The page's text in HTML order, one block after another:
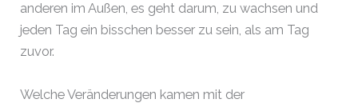
anderen im Außen, es geht darum, zu wachsen und
jeden Tag ein bisschen besser zu sein, als am Tag
zuvor.
Welche Veränderungen kamen mit der